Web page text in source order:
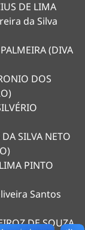
DE LIMA
da Silva
(DIVA
DOS
SILVA NETO
PINTO
Santos
DE SOUZA